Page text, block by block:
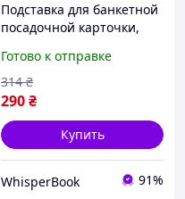
Подставка для банкетной
посадочной карточки,
Leeseph 10шт золото
2*,5см длина 25 D8
Готово к отправке
290₴
314 ₴
Купить
WhisperBook 91%